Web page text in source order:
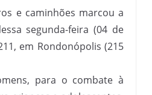
e caminhões marcou a
segunda-feira (04 de
em Rondonópolis (215
para o combate à